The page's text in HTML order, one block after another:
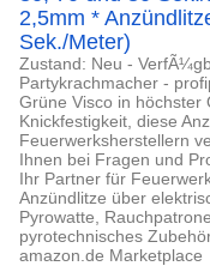
2,5mm *
Sek./Meter)
Zustand: Neu -
Partykrachmacher -
Grüne Visco in höchster
Knickfestigkeit, diese
Feuerwerksherstellern
Ihnen bei Fragen und
Ihr Partner für
Anzündlitze über
Pyrowatte,
pyrotechnisches
amazon.de Marketplace